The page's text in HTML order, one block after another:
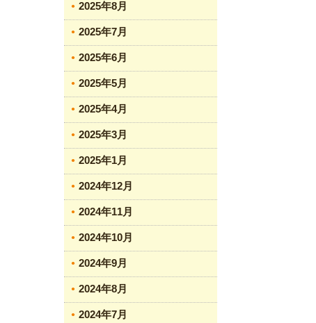
2025年8月
2025年7月
2025年6月
2025年5月
2025年4月
2025年3月
2025年1月
2024年12月
2024年11月
2024年10月
2024年9月
2024年8月
2024年7月